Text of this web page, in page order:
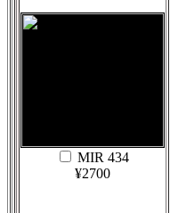
MIR 434
¥2700